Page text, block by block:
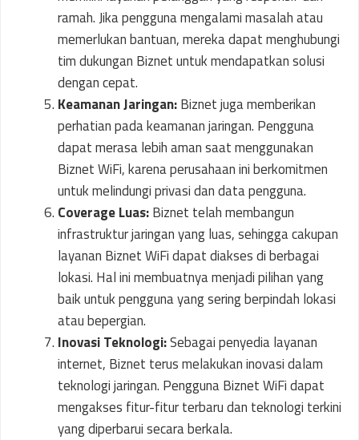
ramah. Jika pengguna mengalami masalah atau
memerlukan bantuan, mereka dapat menghubungi
tim dukungan Biznet untuk mendapatkan solusi
dengan cepat.
Keamanan Jaringan:Biznet juga memberikan
perhatian pada keamanan jaringan. Pengguna
dapat merasa lebih aman saat menggunakan
Biznet WiFi, karena perusahaan ini berkomitmen
untuk melindungi privasi dan data pengguna.
Coverage Luas:Biznet telah membangun
infrastruktur jaringan yang luas, sehingga cakupan
layanan Biznet WiFi dapat diakses di berbagai
lokasi. Hal ini membuatnya menjadi pilihan yang
baik untuk pengguna yang sering berpindah lokasi
atau bepergian.
Inovasi Teknologi:Sebagai penyedia layanan
internet, Biznet terus melakukan inovasi dalam
teknologi jaringan. Pengguna Biznet WiFi dapat
mengakses fitur-fitur terbaru dan teknologi terkini
yang diperbarui secara berkala.